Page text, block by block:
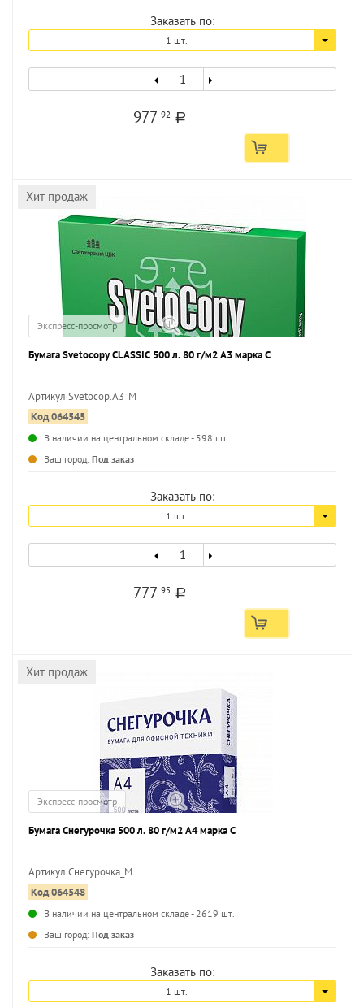
Заказать по:
1 шт.
977 92 a
Хит продаж
Экспресс-просмотр
Бумага Svetocopy CLASSIC 500 л. 80 г/м2 А3 марка С
Артикул Svetocop.А3_M
Код 064545
В наличии на центральном складе - 598 шт.
Ваш город: Под заказ
Заказать по:
1 шт.
777 95 a
Хит продаж
Экспресс-просмотр
Бумага Снегурочка 500 л. 80 г/м2 А4 марка С
Артикул Снегурочка_M
Код 064548
В наличии на центральном складе - 2619 шт.
Ваш город: Под заказ
Заказать по:
1 шт.